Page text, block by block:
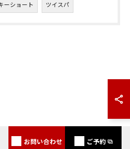
ーショート ツイスパ
お問い合わせ ご予約